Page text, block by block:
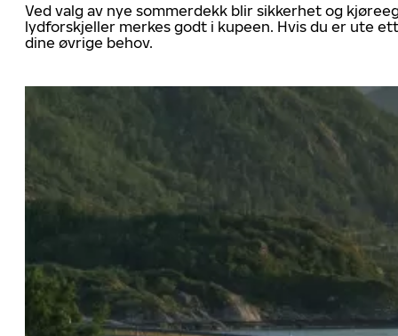
Ved valg av nye sommerdekk blir sikkerhet og
lydforskjeller merkes godt i kupeen. Hvis du er ute
dine øvrige behov.